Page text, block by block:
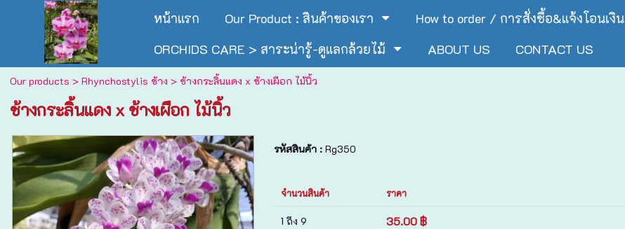
หน้าแรก Our Product : สินค้าของเรา
How to order / การสั่งซื้อ&แจ้งโอนเงิน
ORCHIDS CARE > สาระน่ารู้-ดูแลกล้วยไม้
ABOUT US CONTACT US
Our products > Rhynchostylis ช้าง > ช้างกระลิ้นแดง x ช้างเผือก ไม้นิ้ว
ช้างกระลิ้นแดง x ช้างเผือก ไม้นิ้ว
รหัสสินค้า : Rg350
จำนวนสินค้า ราคา
1 ถึง 9 35.00 ฿